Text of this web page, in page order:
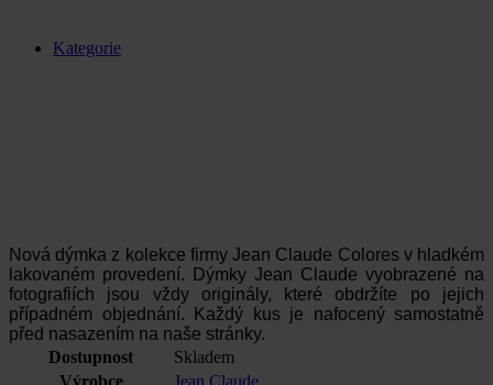
Kategorie
Nová dýmka z kolekce firmy Jean Claude Colores v hladkém
lakovaném provedení. Dýmky Jean Claude vyobrazené na
fotografiích jsou vždy originály, které obdržíte po jejich
případném objednání. Každý kus je nafocený samostatně
před nasazením na naše stránky.
Dostupnost
Skladem
Výrobce
Jean Claude